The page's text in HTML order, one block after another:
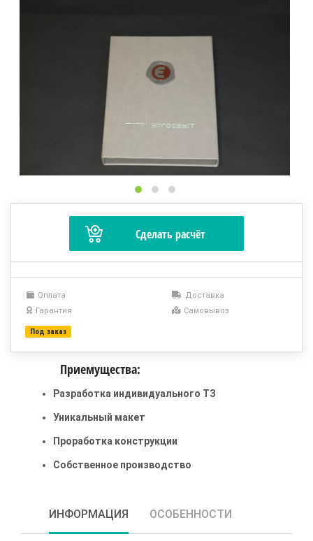
Под заказ
Оплата
Доставка
Гарантия
Самовывоз
Приемущества:
Разработка индивидуального ТЗ
Уникальный макет
Проработка конструкции
Собственное производство
ИНФОРМАЦИЯ ОСОБЕННОСТИ